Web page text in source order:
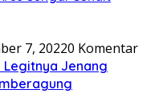
7, 20220 Komentar
Legitnya Jenang